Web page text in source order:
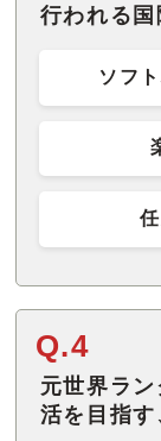
行われる国
ソフ
Q.4
元世界ラ
活を目指す